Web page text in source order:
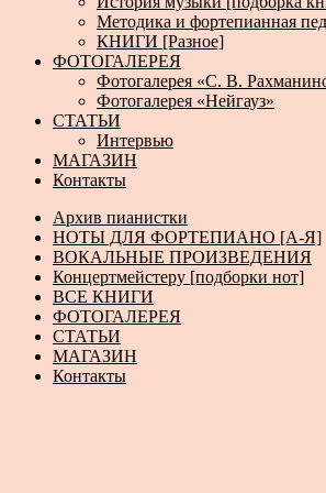
Методика и фортепианная
КНИГИ [Разное]
ФОТОГАЛЕРЕЯ
Фотогалерея «С. В.
Фотогалерея «Нейгауз»
СТАТЬИ
Интервью
МАГАЗИН
Контакты
Архив пианистки
НОТЫ ДЛЯ ФОРТЕПИАНО [А-Я]
ВОКАЛЬНЫЕ ПРОИЗВЕДЕНИЯ
Концертмейстеру [подборки нот]
ВСЕ КНИГИ
ФОТОГАЛЕРЕЯ
СТАТЬИ
МАГАЗИН
Контакты